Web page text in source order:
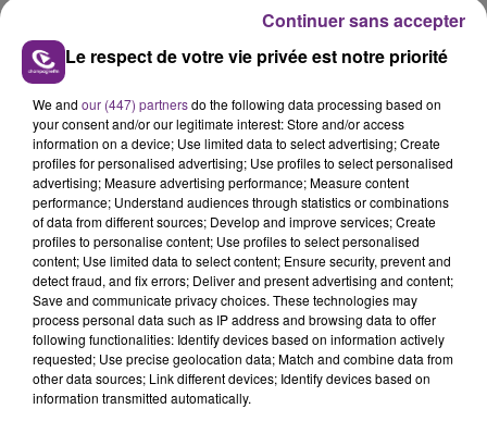
Cela fait déjà une semaine que la centrale
nucléaire ardennaise est à l'arrêt. Une situation
justifiée par la sécheresse intense qui est toujours
présente.
LE MAGASIN JOUÉCLUB DE REIMS FERME
SES PORTES
C'était l'une des institutions du centre-ville
rémois. Le magasin JouéClub est contraint de
fermer ses portes.
TITRES DIFFUSÉS
Le respect de votre vie privée est notre priorité
We and our (447) partnersdo the following data processing based on
your consent and/or our legitimate interest: Store and/or access
information on a device; Use limited data to select advertising; Create
profiles for personalised advertising; Use profiles to select personalised
advertising; Measure advertising performance; Measure content
performance; Understand audiences through statistics or combinations
of data from different sources; Develop and improve services; Create
profiles to personalise content; Use profiles to select personalised
content; Use limited data to select content; Ensure security, prevent and
detect fraud, and fix errors; Deliver and present advertising and content;
Save and communicate privacy choices. These technologies may
process personal data such as IP address and browsing data to offer
following functionalities: Identify devices based on information actively
requested; Use precise geolocation data; Match and combine data from
other data sources; Link different devices; Identify devices based on
information transmitted automatically.
Continuer sans accepter